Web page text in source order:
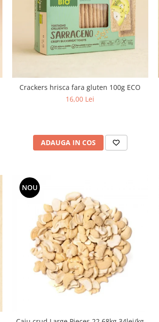
Crackers hrisca fara gluten 100g ECO
16,00 Lei
ADAUGA IN COS
NOU